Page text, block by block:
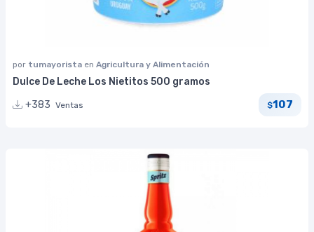
por tumayorista en Agricultura y Alimentación
Dulce De Leche Los Nietitos 500 gramos
+383 Ventas $107